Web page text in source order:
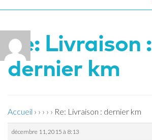
Re: Livraison :
dernier km
Accueil › › › › › Re: Livraison : dernier km
décembre 11, 2015 à 8:13